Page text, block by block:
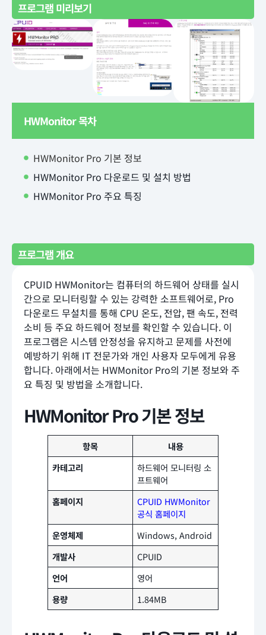
프로그램 미리보기
HWMonitor 목차
HWMonitor Pro 기본 정보
HWMonitor Pro 다운로드 및 설치 방법
HWMonitor Pro 주요 특징
프로그램 개요
CPUID HWMonitor는 컴퓨터의 하드웨어 상태를 실시
간으로 모니터링할 수 있는 강력한 소프트웨어로, Pro
다운로드 무설치를 통해 CPU 온도, 전압, 팬 속도, 전력
소비 등 주요 하드웨어 정보를 확인할 수 있습니다. 이
프로그램은 시스템 안정성을 유지하고 문제를 사전에
예방하기 위해 IT 전문가와 개인 사용자 모두에게 유용
합니다. 아래에서는 HWMonitor Pro의 기본 정보와 주
요 특징 및 방법을 소개합니다.
HWMonitor Pro 기본 정보
항목
내용
카테고리
하드웨어 모니터링 소
프트웨어
홈페이지
CPUID HWMonitor
공식 홈페이지
운영체제
Windows, Android
개발사
CPUID
언어
영어
용량
1.84MB